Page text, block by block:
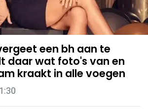
een bh aan te
daar wat foto's van en
kraakt in alle voegen